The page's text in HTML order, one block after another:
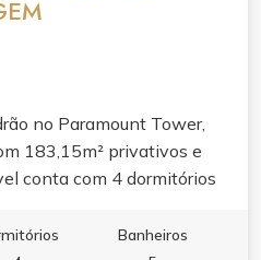
no Paramount Tower,
183,15m² privativos e
conta com 4 dormitórios
entrega living
Banheiros